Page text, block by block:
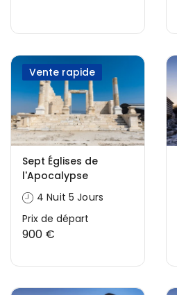
Vente rapide
Sept Églises de
l'Apocalypse
4 Nuit 5 Jours
Prix ​​de départ
900 €